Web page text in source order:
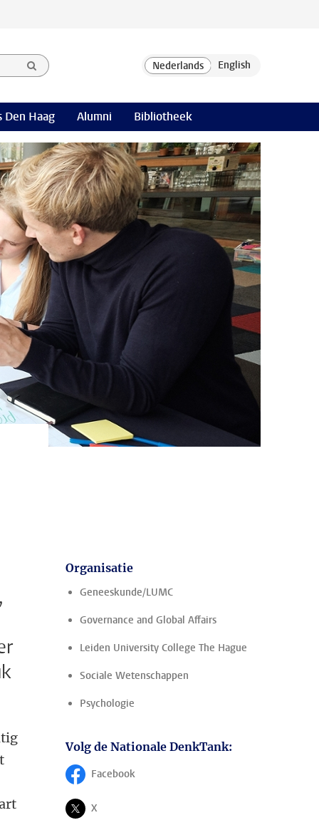
Den Haag Alumni Bibliotheek
Organisatie
Geneeskunde/LUMC
Governance and Global Affairs
Leiden University College The Hague
Sociale Wetenschappen
Psychologie
Volg de Nationale DenkTank:
Facebook
X